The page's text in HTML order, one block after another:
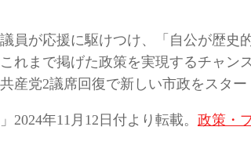
員が応援に駆けつけ、「自公が歴史
れまで掲げた政策を実現するチャ
産党2議席回復で新しい市政をスター
2024年11月12日付より転載。 政策・